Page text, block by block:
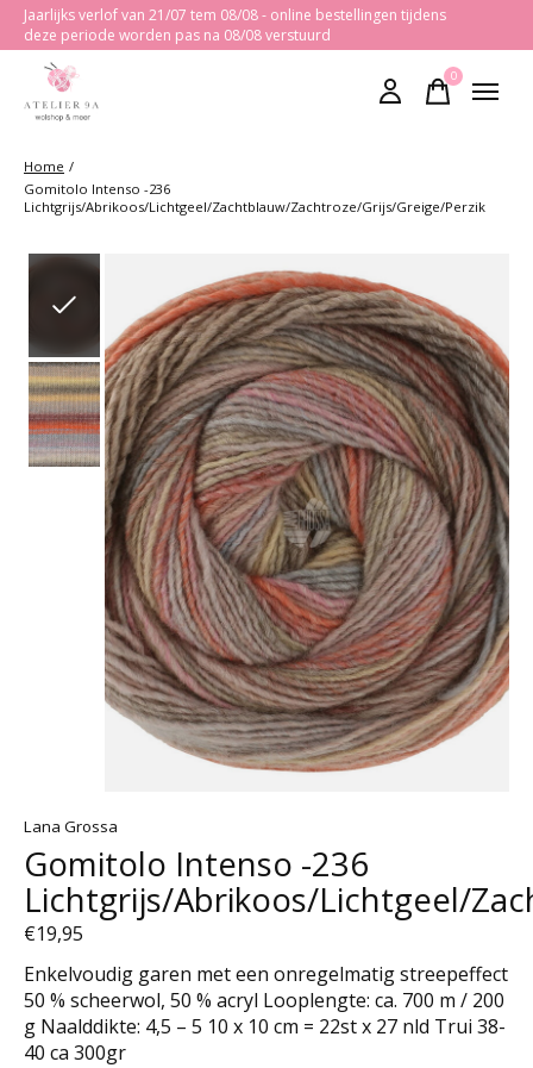
Jaarlijks verlof van 21/07 tem 08/08 - online bestellingen tijdens
deze periode worden pas na 08/08 verstuurd
0items
Home /
Gomitolo Intenso -236
Lichtgrijs/Abrikoos/Lichtgeel/Zachtblauw/Zachtroze/Grijs/Greige/Perzik
Lana Grossa
Gomitolo Intenso -236
Lichtgrijs/Abrikoos/Lichtgeel/
€19,95
Enkelvoudig garen met een onregelmatig streepeffect
50 % scheerwol, 50 % acryl Looplengte: ca. 700 m / 200
g Naalddikte: 4,5 – 5 10 x 10 cm = 22st x 27 nld Trui 38-
40 ca 300gr